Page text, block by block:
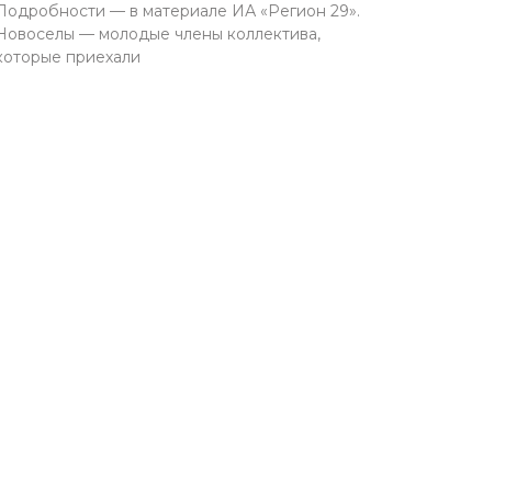
— в материале ИА «Регион 29».
— молодые члены коллектива,
приехали